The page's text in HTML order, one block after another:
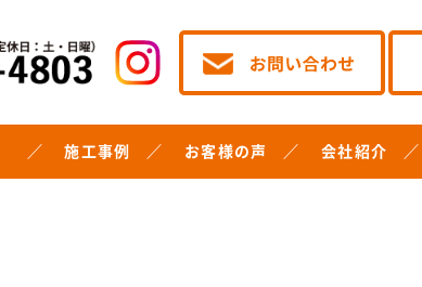
施工事例 お客様の声 会社紹介